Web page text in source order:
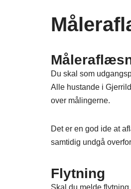
Du skal som
Alle hustande i
over målingerne.
Det er en god ide at
samtidig undgå
Flytning
Skal du melde